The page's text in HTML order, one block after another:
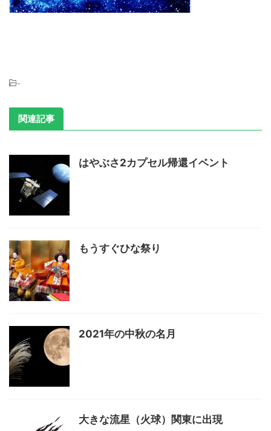
-
関連記事
はやぶさ2カプセル帰還イベント
もうすぐひな祭り
2021年の中秋の名月
大きな流星（火球）関東に出現